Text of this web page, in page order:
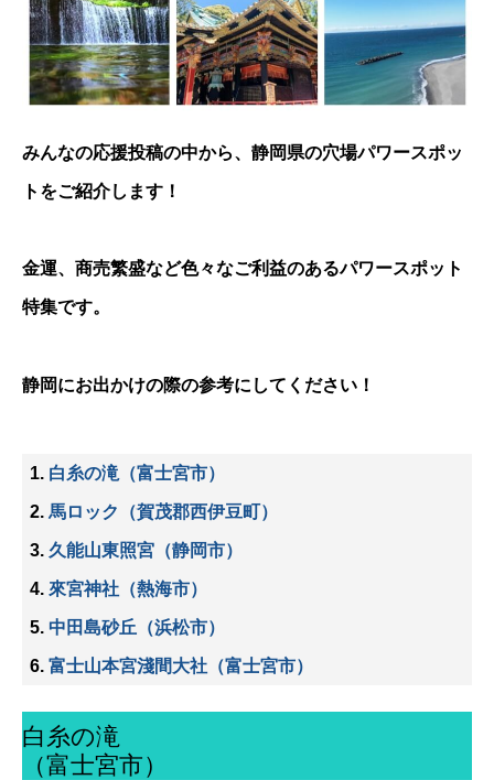
みんなの応援投稿の中から、静岡県の穴場パワースポッ
トをご紹介します！
金運、商売繁盛など色々なご利益のあるパワースポット
特集です。
静岡にお出かけの際の参考にしてください！
白糸の滝（富士宮市）
馬ロック（賀茂郡西伊豆町）
久能山東照宮（静岡市）
來宮神社（熱海市）
中田島砂丘（浜松市）
富士山本宮淺間大社（富士宮市）
白糸の滝
（富士宮市）